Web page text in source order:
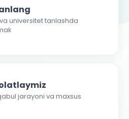
universitet tanlashda
jarayoni va maxsus